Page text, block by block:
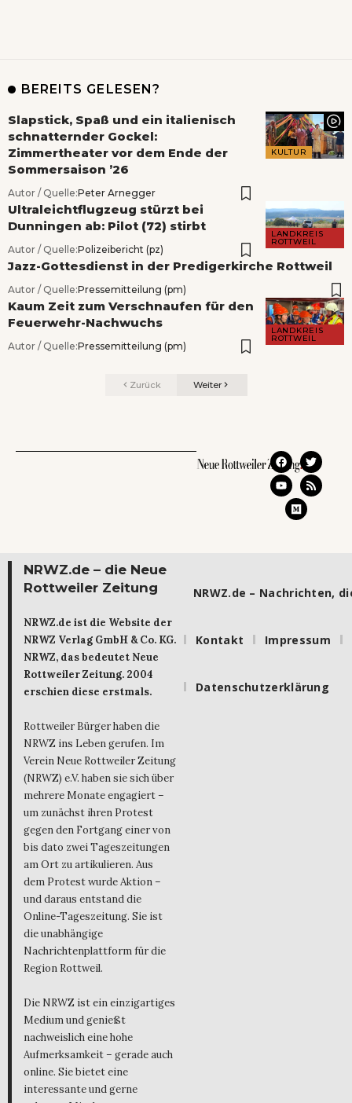
BEREITS GELESEN?
KULTUR
Slapstick, Spaß und ein italienisch
schnatternder Gockel:
Zimmertheater vor dem Ende der
Sommersaison ’26
Autor / Quelle:Peter Arnegger
LANDKREIS
ROTTWEIL
Ultraleichtflugzeug stürzt bei
Dunningen ab: Pilot (72) stirbt
Autor / Quelle:Polizeibericht (pz)
Jazz-Gottesdienst in der Predigerkirche Rottweil
Autor / Quelle:Pressemitteilung (pm)
LANDKREIS
ROTTWEIL
Kaum Zeit zum Verschnaufen für den
Feuerwehr-Nachwuchs
Autor / Quelle:Pressemitteilung (pm)
Zurück Weiter
NRWZ.de – die Neue
Rottweiler Zeitung
NRWZ.de ist die Website der
NRWZ Verlag GmbH & Co. KG.
NRWZ, das bedeutet Neue
Rottweiler Zeitung. 2004
erschien diese erstmals.
Rottweiler Bürger haben die
NRWZ ins Leben gerufen. Im
Verein Neue Rottweiler Zeitung
(NRWZ) e.V. haben sie sich über
mehrere Monate engagiert –
um zunächst ihren Protest
gegen den Fortgang einer von
bis dato zwei Tageszeitungen
am Ort zu artikulieren. Aus
dem Protest wurde Aktion –
und daraus entstand die
Online-Tageszeitung. Sie ist
die unabhängige
Nachrichtenplattform für die
Region Rottweil.
Die NRWZ ist ein einzigartiges
Medium und genießt
nachweislich eine hohe
Aufmerksamkeit – gerade auch
online. Sie bietet eine
interessante und gerne
NRWZ.de – Nachrichten,
Kontakt Impressum
Datenschutzerklärung